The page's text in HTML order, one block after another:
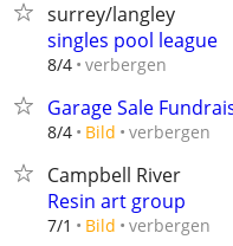
surrey/langley
singles pool league
8/4 verbergen
Garage Sale
8/4 Bild verbergen
Campbell River
Resin art group
7/1 Bild verbergen